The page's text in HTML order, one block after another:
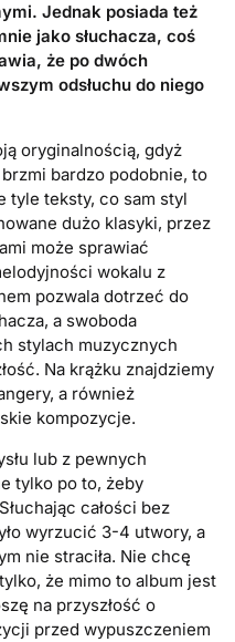
Jednak posiada też
jako słuchacza, coś
że po dwóch
odsłuchu do niego
oryginalnością, gdyż
bardzo podobnie, to
tyle teksty, co sam styl
dużo klasyki, przez
może sprawiać
wokalu z
pozwala dotrzeć do
a swoboda
stylach muzycznych
Na krążku znajdziemy
a również
kompozycje.
lub z pewnych
tylko po to, żeby
całości bez
wyrzucić 3-4 utwory, a
nie straciła. Nie chcę
że mimo to album jest
na przyszłość o
przed wypuszczeniem